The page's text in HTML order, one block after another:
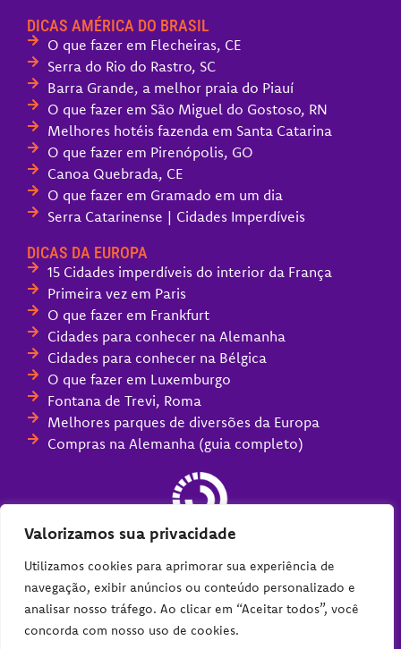
Valorizamos sua privacidade
Utilizamos cookies para aprimorar sua experiência de
navegação, exibir anúncios ou conteúdo personalizado e
analisar nosso tráfego. Ao clicar em “Aceitar todos”, você
concorda com nosso uso de cookies.
DICAS AMÉRICA DO BRASIL
O que fazer em Flecheiras, CE
Serra do Rio do Rastro, SC
Barra Grande, a melhor praia do Piauí
O que fazer em São Miguel do Gostoso, RN
Melhores hotéis fazenda em Santa Catarina
O que fazer em Pirenópolis, GO
Canoa Quebrada, CE
O que fazer em Gramado em um dia
Serra Catarinense | Cidades Imperdíveis
DICAS DA EUROPA
15 Cidades imperdíveis do interior da França
Primeira vez em Paris
O que fazer em Frankfurt
Cidades para conhecer na Alemanha
Cidades para conhecer na Bélgica
O que fazer em Luxemburgo
Fontana de Trevi, Roma
Melhores parques de diversões da Europa
Compras na Alemanha (guia completo)